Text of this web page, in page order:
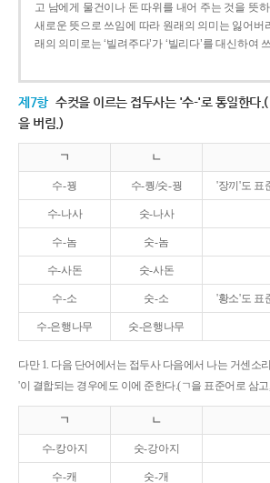
고 남에게 물건이나 돈 따위를 내어 주는 것을 뜻
새로운 뜻으로 쓰임에 따라 원래의 의미는 잃어버
래의 의미로는 ‘빌려주다’가 ‘빌리다’를 대신하여
제7항 수컷을 이르는 접두사는 '수-'로 통일한다
을 버림.)
ㄱ ㄴ
수-꿩 수-퀑/숫-꿩 '장끼'도 표
수-나사 숫-나사
수-놈 숫-놈
수-사돈 숫-사돈
수-소 숫-소 '황소'도 표
수-은행나무 숫-은행나무
다만 1. 다음 단어에서는 접두사 다음에서 나는 거센소
'이 결합되는 경우에도 이에 준한다.(ㄱ을 표준어로 삼
ㄱ ㄴ
수-캉아지 숫-강아지
수-캐 숫-개